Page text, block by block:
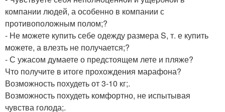
компании людей, а особенно в компании с
противоположным полом;?
- Не можете купить себе одежду размера S, т. е купить
можете, а влезть не получается;?
- С ужасом думаете о предстоящем лете и пляже?
Что получите в итоге прохождения марафона?
Возможность похудеть от 3-10 кг;.
Возможность похудеть комфортно, не испытывая
чувства голода;.